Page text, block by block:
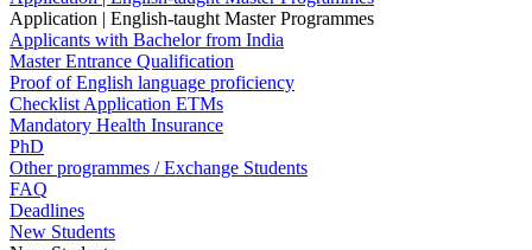
Application | English-taught Master Programmes
Applicants with Bachelor from India
Master Entrance Qualification
Proof of English language proficiency
Checklist Application ETMs
Mandatory Health Insurance
PhD
Other programmes / Exchange Students
FAQ
Deadlines
New Students